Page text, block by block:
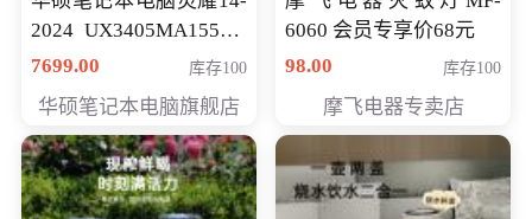
2024 UX3405MA155夜
空蓝 oled 智慧轻薄本 会
7699.00 库存100
华硕笔记本电脑旗舰店
6060 会员专享价68元
98.00
库存100
摩飞电器专卖店